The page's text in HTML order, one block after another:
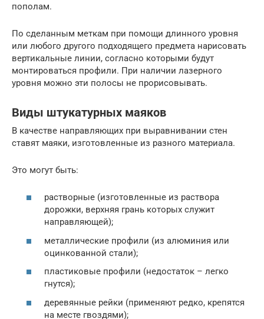
пополам.
По сделанным меткам при помощи длинного уровня
или любого другого подходящего предмета нарисовать
вертикальные линии, согласно которыми будут
монтироваться профили. При наличии лазерного
уровня можно эти полосы не прорисовывать.
Виды штукатурных маяков
В качестве направляющих при выравнивании стен
ставят маяки, изготовленные из разного материала.
Это могут быть:
растворные (изготовленные из раствора
дорожки, верхняя грань которых служит
направляющей);
металлические профили (из алюминия или
оцинкованной стали);
пластиковые профили (недостаток – легко
гнутся);
деревянные рейки (применяют редко, крепятся
на месте гвоздями);